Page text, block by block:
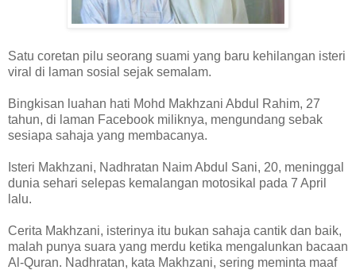
Satu coretan pilu seorang suami yang baru kehilangan isteri
viral di laman sosial sejak semalam.
Bingkisan luahan hati Mohd Makhzani Abdul Rahim, 27
tahun, di laman Facebook miliknya, mengundang sebak
sesiapa sahaja yang membacanya.
Isteri Makhzani, Nadhratan Naim Abdul Sani, 20, meninggal
dunia sehari selepas kemalangan motosikal pada 7 April
lalu.
Cerita Makhzani, isterinya itu bukan sahaja cantik dan baik,
malah punya suara yang merdu ketika mengalunkan bacaan
Al-Quran. Nadhratan, kata Makhzani, sering meminta maaf